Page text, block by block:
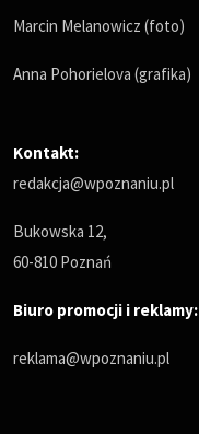
Marcin Melanowicz (foto)
Anna Pohorielova (grafika)
Kontakt:
redakcja@wpoznaniu.pl
Bukowska 12,
60-810 Poznań
Biuro promocji i reklamy:
reklama@wpoznaniu.pl